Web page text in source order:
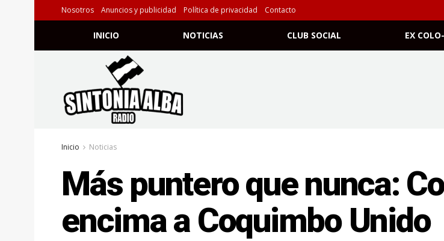
Nosotros Anuncios y publicidad Política de privacidad Contacto
INICIO NOTICIAS CLUB SOCIAL EX
Inicio Noticias
Más puntero que nunca:
encima a Coquimbo Unido